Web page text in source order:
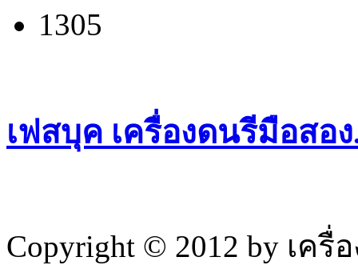
1305
เฟสบุค เครื่องดนรีมือสอง
Copyright © 2012 by เค